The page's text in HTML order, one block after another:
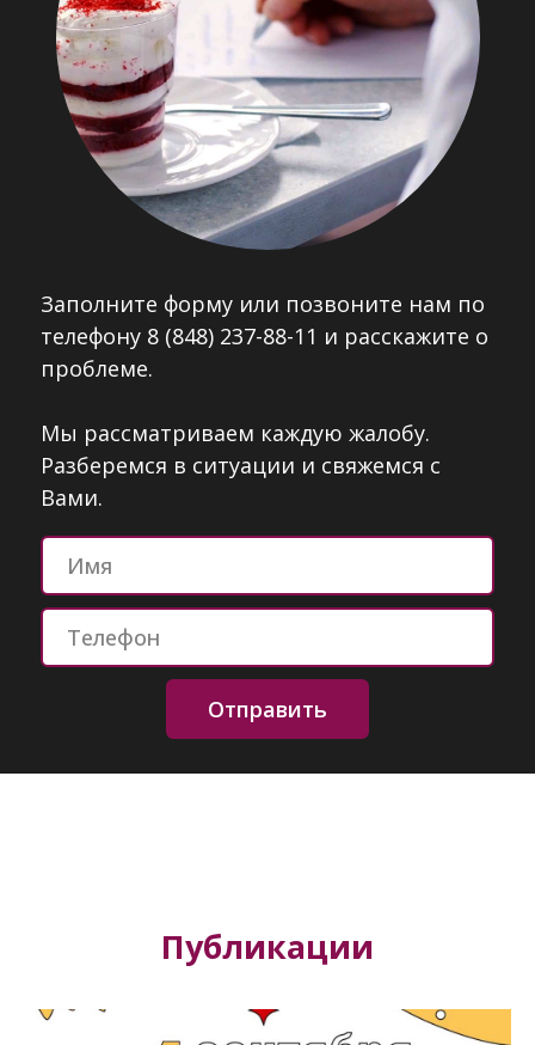
Заполните форму или позвоните нам по
телефону 8 (848) 237-88-11 и расскажите о
проблеме.
Мы рассматриваем каждую жалобу.
Разберемся в ситуации и свяжемся с
Вами.
Отправить
Публикации